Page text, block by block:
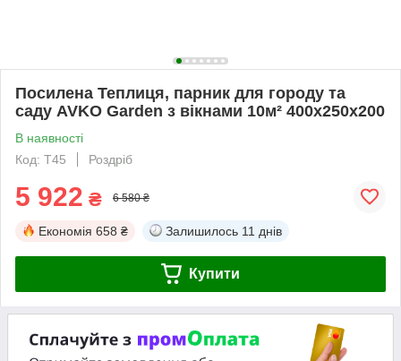
Посилена Теплиця, парник для городу та
саду AVKO Garden з вікнами 10м² 400х250х200
В наявності
Код: Т45
Роздріб
5 922 ₴ 6 580 ₴
Економія 658 ₴ Залишилось 11 днів
Купити